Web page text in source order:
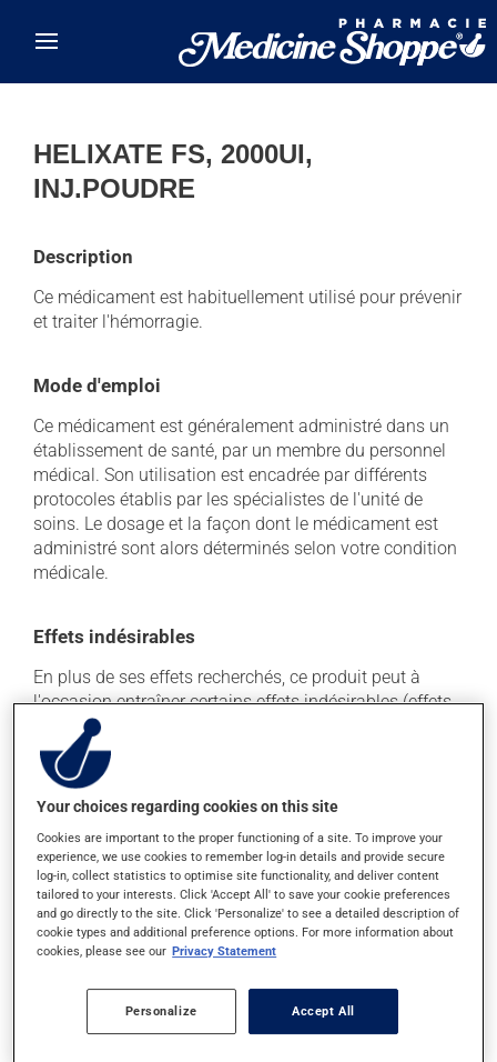
HELIXATE FS, 2000UI,
INJ.POUDRE
Description
Ce médicament est habituellement utilisé pour prévenir
et traiter l'hémorragie.
Mode d'emploi
Ce médicament est généralement administré dans un
établissement de santé, par un membre du personnel
médical. Son utilisation est encadrée par différents
protocoles établis par les spécialistes de l'unité de
soins. Le dosage et la façon dont le médicament est
administré sont alors déterminés selon votre condition
médicale.
Effets indésirables
En plus de ses effets recherchés, ce produit peut à
l'occasion entraîner certains effets indésirables (effets
secondaires), notamment :
il peut faire apparaître des boutons et de la rougeur
sur la peau;
il peut causer des saignements;
il peut causer des nausées ou, rarement, des
vomissements;
il peut causer de la diarrhée;
il peut entraîner de la faiblesse;
d'injection.
Chaque personne peut réagir différemment à un
Your choices regarding cookies on this site
Cookies are important to the proper functioning of a site. To improve your
experience, we use cookies to remember log-in details and provide secure
log-in, collect statistics to optimise site functionality, and deliver content
tailored to your interests. Click 'Accept All' to save your cookie preferences
and go directly to the site. Click 'Personalize' to see a detailed description of
cookie types and additional preference options. For more information about
cookies, please see our Privacy Statement
Personalize Accept All